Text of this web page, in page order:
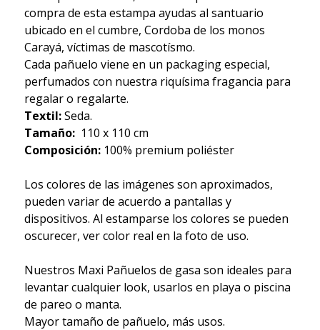
compra de esta estampa ayudas al santuario
ubicado en el cumbre, Cordoba de los monos
Carayá, víctimas de mascotísmo.
Cada pañuelo viene en un packaging especial,
perfumados con nuestra riquísima fragancia para
regalar o regalarte.
Textil:Seda.
Tamaño:110 x 110 cm
Composición:100% premium poliéster
Los colores de las imágenes son aproximados,
pueden variar de acuerdo a pantallas y
dispositivos. Al estamparse los colores se pueden
oscurecer, ver color real en la foto de uso.
Nuestros Maxi Pañuelos de gasa son ideales para
levantar cualquier look, usarlos en playa o piscina
de pareo o manta.
Mayor tamaño de pañuelo, más usos.